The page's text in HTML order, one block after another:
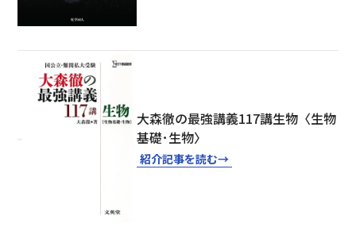
大森徹の最強講義117講生物〈生物
基礎･生物〉
紹介記事を読む→